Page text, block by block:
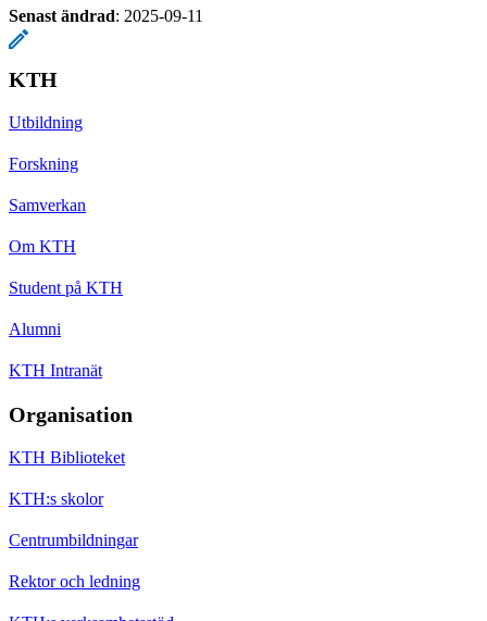
Senast ändrad: 2025-09-11
KTH
Utbildning
Forskning
Samverkan
Om KTH
Student på KTH
Alumni
KTH Intranät
Organisation
KTH Biblioteket
KTH:s skolor
Centrumbildningar
Rektor och ledning